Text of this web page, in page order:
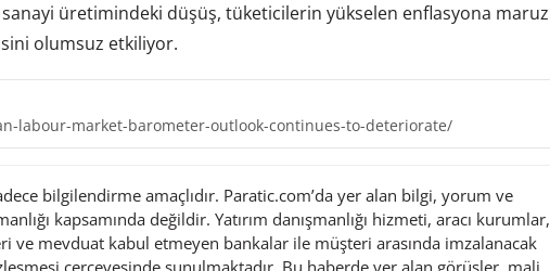
üretimindeki düşüş, tüketicilerin yükselen enflasyona maruz
olumsuz etkiliyor.
labour-market-barometer-outlook-continues-to-deteriorate/
bilgilendirme amaçlıdır. Paratic.com’da yer alan bilgi, yorum ve
kapsamında değildir. Yatırım danışmanlığı hizmeti, aracı kurumlar,
ve mevduat kabul etmeyen bankalar ile müşteri arasında imzalanacak